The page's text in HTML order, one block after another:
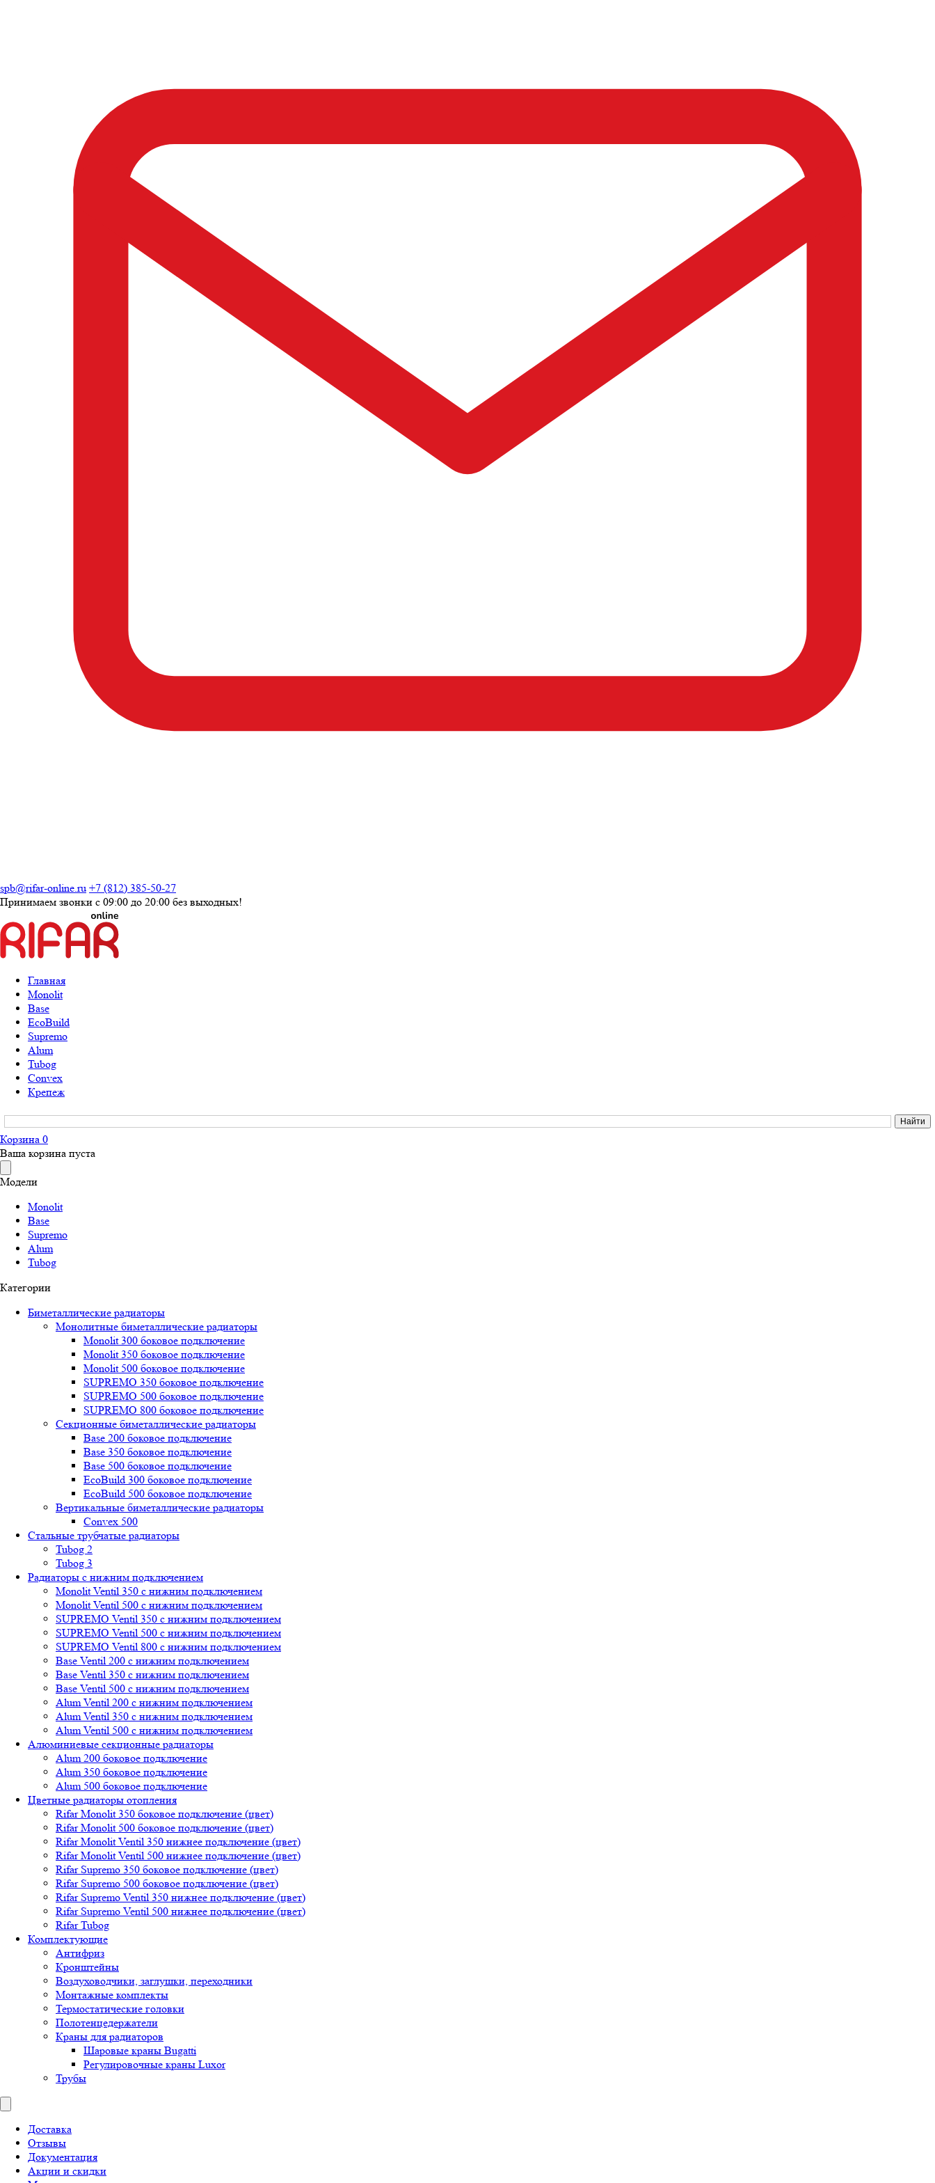
spb@rifar-online.ru +7 (812) 385-50-27
Принимаем звонки с 09:00 до 20:00 без выходных!
Главная
Monolit
Base
EcoBuild
Supremo
Alum
Tubog
Convex
Крепеж
Корзина 0
Ваша корзина пуста
Модели
Monolit
Base
Supremo
Alum
Tubog
Категории
Биметаллические радиаторы
Монолитные биметаллические радиаторы
Mоnоlit 300 боковое подключение
Mоnоlit 350 боковое подключение
Mоnоlit 500 боковое подключение
SUРREMО 350 боковое подключение
SUРREMО 500 боковое подключение
SUРREMО 800 боковое подключение
Секционные биметаллические радиаторы
Base 200 боковое подключение
Base 350 боковое подключение
Base 500 боковое подключение
EcoBuild 300 боковое подключение
EcoBuild 500 боковое подключение
Вертикальные биметаллические радиаторы
Convex 500
Стальные трубчатые радиаторы
Tubog 2
Tubog 3
Радиаторы с нижним подключением
Monolit Ventil 350 с нижним подключением
Monolit Ventil 500 с нижним подключением
SUPREMO Ventil 350 с нижним подключением
SUPREMO Ventil 500 с нижним подключением
SUPREMO Ventil 800 с нижним подключением
Base Ventil 200 с нижним подключением
Base Ventil 350 с нижним подключением
Base Ventil 500 с нижним подключением
Alum Ventil 200 с нижним подключением
Alum Ventil 350 с нижним подключением
Alum Ventil 500 с нижним подключением
Алюминиевые секционные радиаторы
Alum 200 боковое подключение
Alum 350 боковое подключение
Alum 500 боковое подключение
Цветные радиаторы отопления
Rifar Monolit 350 боковое подключение (цвет)
Rifar Monolit 500 боковое подключение (цвет)
Rifar Monolit Ventil 350 нижнее подключение (цвет)
Rifar Monolit Ventil 500 нижнее подключение (цвет)
Rifar Supremo 350 боковое подключение (цвет)
Rifar Supremo 500 боковое подключение (цвет)
Rifar Supremo Ventil 350 нижнее подключение (цвет)
Rifar Supremo Ventil 500 нижнее подключение (цвет)
Rifar Tubog
Комплектующие
Антифриз
Кронштейны
Воздуховодчики, заглушки, переходники
Монтажные комплекты
Термостатические головки
Полотенцедержатели
Краны для радиаторов
Шаровые краны Bugatti
Регулировочные краны Luxor
Трубы
Доставка
Отзывы
Документация
Акции и скидки